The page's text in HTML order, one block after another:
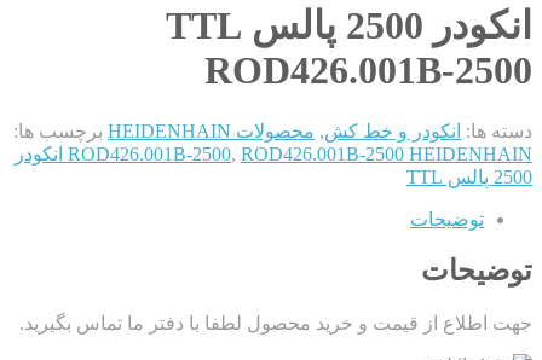
انکودر 2500 پالس TTL
ROD426.001B-2500
دسته ها: انکودر و خط کش, محصولات HEIDENHAIN
برچسب ها:
ROD426.001B-2500,
ROD426.001B-2500 HEIDENHAIN انکودر
2500 پالس TTL
توضیحات
توضیحات
جهت اطلاع از قیمت و خرید محصول لطفا با دفتر ما تماس بگیرید.